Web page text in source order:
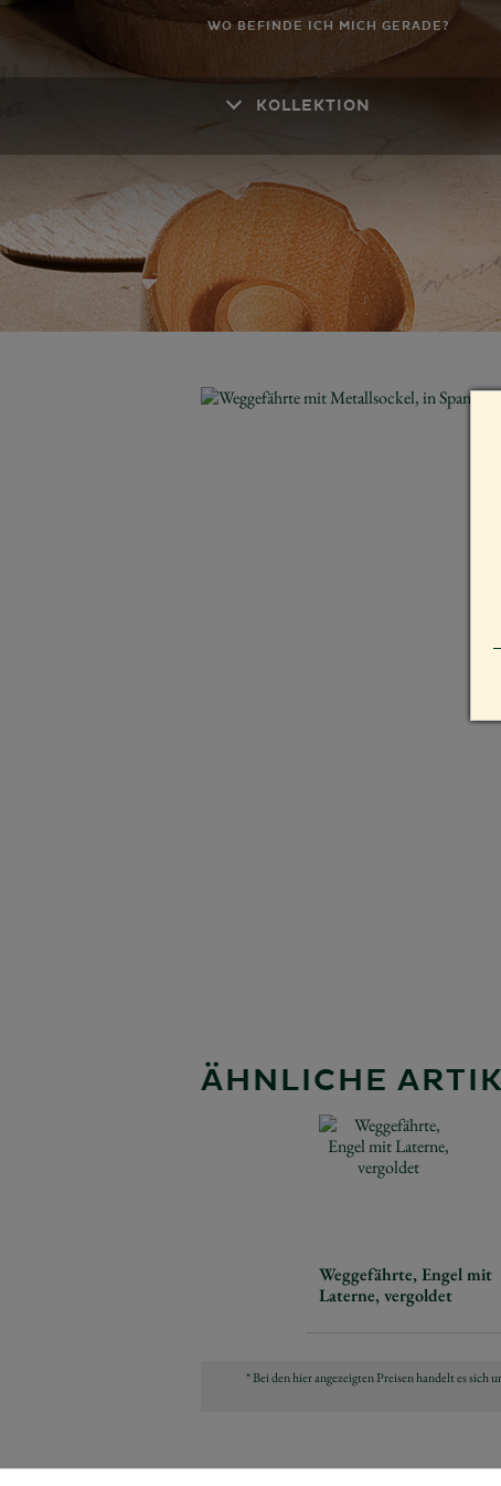
WO BEFINDE ICH MICH GERADE?
KOLLEKTION
ÄHNLICHE
Weggefährte, Engel mit
Laterne, vergoldet
* Bei den hier angezeigten Preisen handelt es